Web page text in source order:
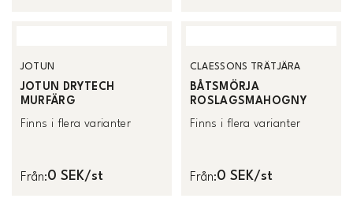
JOTUN
JOTUN DRYTECH
MURFÄRG
Finns i flera varianter
Från:0 SEK/st
CLAESSONS TRÄTJÄRA
BÅTSMÖRJA
ROSLAGSMAHOGNY
Finns i flera varianter
Från:0 SEK/st